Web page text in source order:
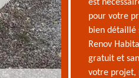
est
pour votre
bien détaillé
Renov
gratuit et
votre projet,